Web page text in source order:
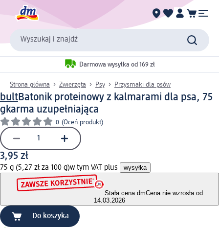
Wyszukaj i znajdź
Darmowa wysyłka od 169 zł
Strona główna Zwierzęta Psy Przysmaki dla psów
bultBatonik proteinowy z kalmarami dla psa, 75
gkarma uzupełniająca
0 (Oceń produkt)
3,95 zł
75 g (5,27 zł za 100 g)w tym VAT plus wysyłka
Stała cena dmCena nie wzrosła od
14.03.2026
Do koszyka